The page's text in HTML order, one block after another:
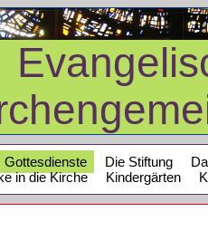
Gottesdienste Die Stiftung
in die Kirche
Kindergärten